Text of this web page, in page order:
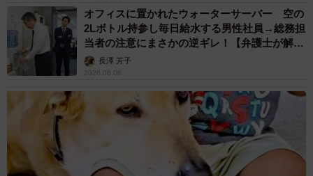
オフィスに置かれたウォーターサーバー 空の
2Lボトル持参し毎日給水する男性社員→総務担
当者の注意にまさかの逆ギレ！【弁護士が解
説】長澤 芳子
2026.08.08